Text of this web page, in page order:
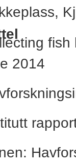
fish
2014